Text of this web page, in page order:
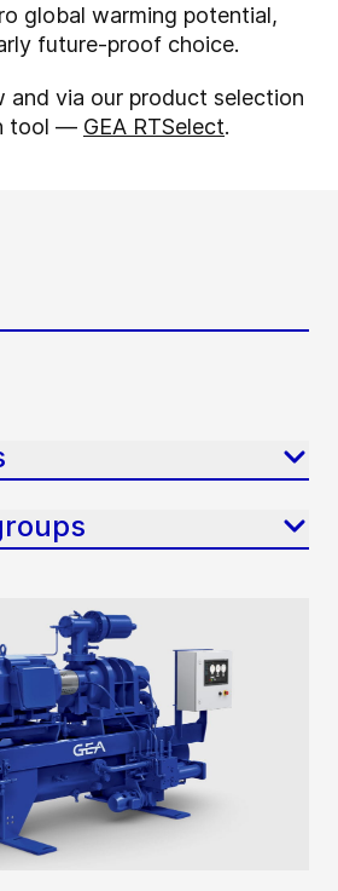
global warming potential,
future-proof choice.
and via our product selection
tool — GEA RTSelect.